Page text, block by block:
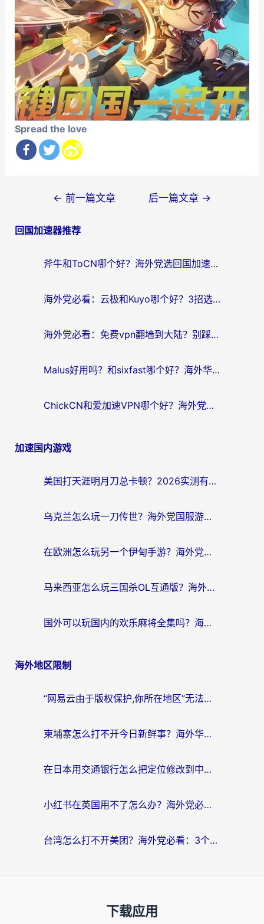
Spread the love
导
← 前一篇文章 后一篇文章 →
回国加速器推荐
斧牛和ToCN哪个好？海外党选回国加速器的避坑指南（附免费工具推荐）
海外党必看：云极和Kuyo哪个好？3招选对回国加速器，无缝刷国内资源
海外党必看：免费vpn翻墙到大陆？别踩坑！教你选对回国加速器无缝追剧玩游戏
Malus好用吗？和sixfast哪个好？海外华人亲测3款热门回国加速器，附排名指南
ChickCN和爱加速VPN哪个好？海外党亲测3款回国加速器，这一款才是无缝访问国内资源的最优解
加速国内游戏
美国打天涯明月刀总卡顿？2026实测有效的加速器推荐（附跨平台使用技巧）
乌克兰怎么玩一刀传世？海外党国服游戏加速终极指南（附天下-异兽山海街头篮球实测）
在欧洲怎么玩另一个伊甸手游？海外党亲测有效的国服游戏加速指南
马来西亚怎么玩三国杀OL互通版？海外党必看的国服游戏加速器避坑指南
国外可以玩国内的欢乐麻将全集吗？海外党亲测有效的国服游戏加速指南
海外地区限制
“网易云由于版权保护,你所在地区”无法播放？海外党听国内音乐听书的加速器选择指南
柬埔寨怎么打不开今日新鲜事？海外华人追剧看新闻的加速器选择指南
在日本用交通银行怎么把定位修改到中国国内？海外党必备实用指南（附追剧支付社交全解）
小红书在英国用不了怎么办？海外党必看的回国加速解决方案
台湾怎么打不开美团？海外党必看：3个实用技巧解决国内App地区限制难题
下载应用